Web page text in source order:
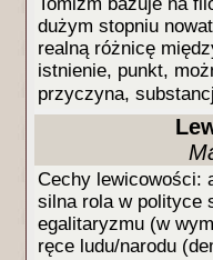
dużym stopniu
realną różnicę
istnienie, punkt,
przyczyna,
Cechy lewicowości:
silna rola w polityce
egalitaryzmu (w
ręce ludu/narodu